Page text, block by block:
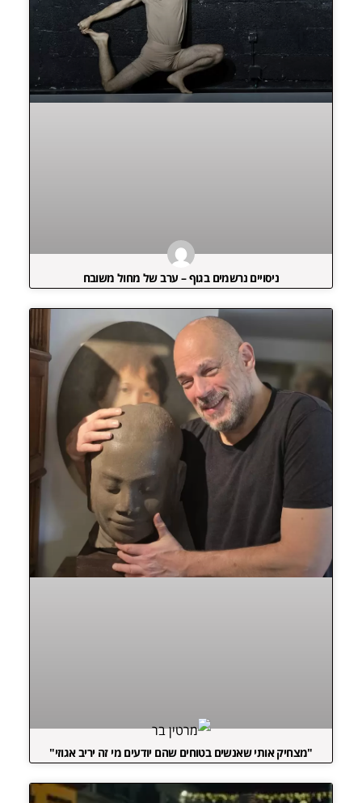
ניסויים נרשמים בגוף – ערב של מחול משובח
"מצחיק אותי שאנשים בטוחים שהם יודעים מי זה יריב אגוזי"